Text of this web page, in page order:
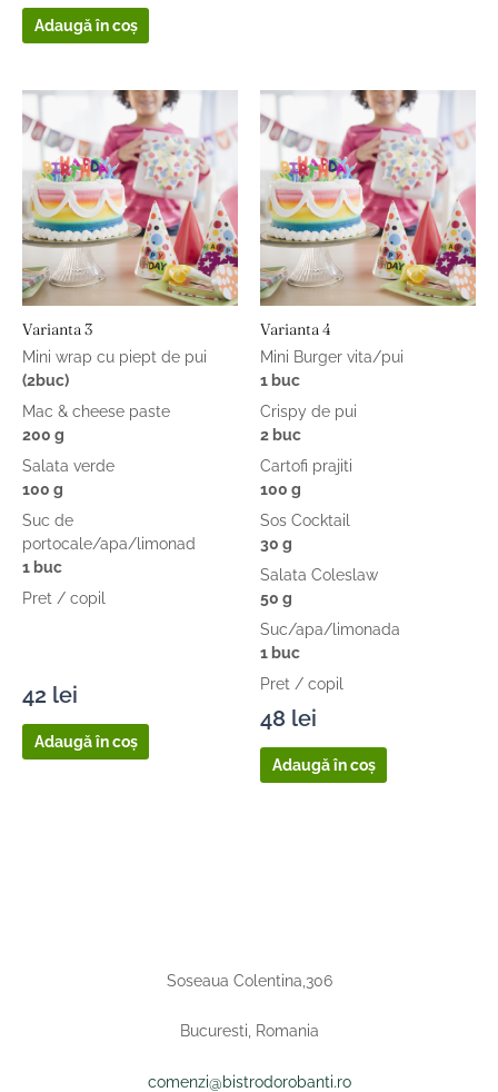
Adaugă în coș
Varianta 3
Mini wrap cu piept de pui
(2buc)
Mac & cheese paste
200 g
Salata verde
100 g
Suc de
portocale/apa/limonad
1 buc
Pret / copil
42 lei
Adaugă în coș
Varianta 4
Mini Burger vita/pui
1 buc
Crispy de pui
2 buc
Cartofi prajiti
100 g
Sos Cocktail
30 g
Salata Coleslaw
50 g
Suc/apa/limonada
1 buc
Pret / copil
48 lei
Adaugă în coș
Soseaua Colentina,306
Bucuresti, Romania
comenzi@bistrodorobanti.ro